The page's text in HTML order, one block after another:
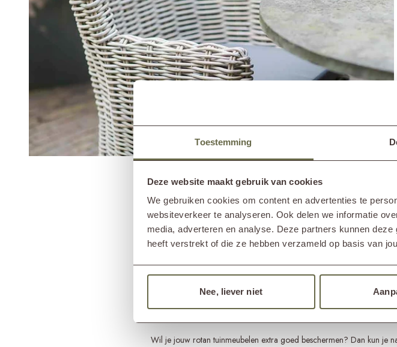
Toestemming
Deze website maakt gebruik van cookies
We gebruiken cookies om content en advertenties te
websiteverkeer te analyseren. Ook delen we informatie
media, adverteren en analyse. Deze partners kunnen
heeft verstrekt of die ze hebben verzameld op basis van
Nee, liever niet
ROTAN
Rotan is al jarenlang een geliefd materiaal voor tuinmeubelen.
enige wat je hoeft te doen is het rotan 1 à 2 keer per jaar te
zeep.Gebruik hiervoor een spons of zachte borstel. Eventueel kun je
druk spuit kun je het rotan namelijk permanent beschadigen. Laat
kunnen er weer
Wil je jouw rotan tuinmeubelen extra goed beschermen? Dan kun je